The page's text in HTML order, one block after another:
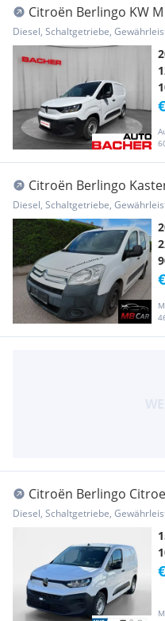
Citroën Berlingo KW M
Transporter /
Diesel, Schaltgetriebe,
Citroën Berlingo
Kastenwagen
Diesel, Schaltgetriebe,
Citroën Berlingo
BlueHDi 100 Diesel |
Diesel, Schaltgetriebe,